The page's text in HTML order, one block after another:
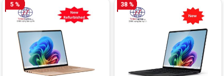
5 % 38 %